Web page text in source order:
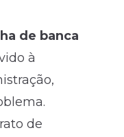
de banca
à
de